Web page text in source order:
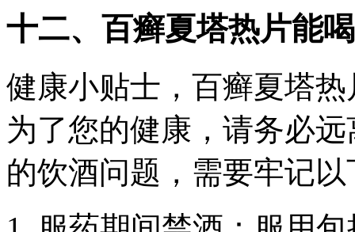
十二、百癣夏塔热片能
健康小贴士，百癣夏塔
为了您的健康，请务必
的饮酒问题，需要牢记